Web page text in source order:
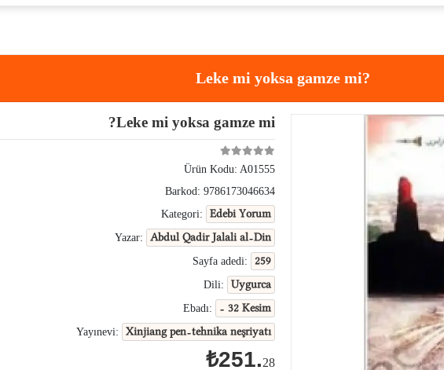
Leke mi yoksa gamze mi?
Leke mi yoksa gamze mi?
Ürün Kodu: A01555
Barkod: 9786173046634
Kategori:
Edebi Yorum
Yazar: Abdul Qadir Jalali al-Din
Sayfa adedi: 259
Dili: Uygurca
Ebadı: - 32 Kesim
Yayınevi: Xinjiang pen-tehnika neşriyatı
₺251.28